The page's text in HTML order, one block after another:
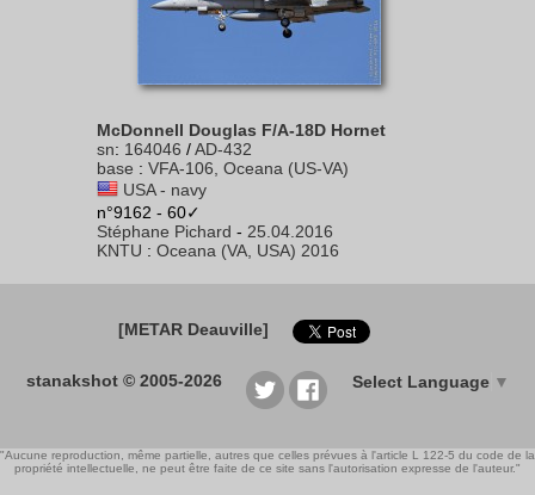
McDonnell Douglas F/A-18D Hornet
sn: 164046 /AD-432
base : VFA-106, Oceana (US-VA)
USA - navy
n°9162 - 60✓
Stéphane Pichard - 25.04.2016
KNTU : Oceana (VA, USA) 2016
[METAR Deauville]
stanakshot © 2005-2026 Select Language ▼
"Aucune reproduction, même partielle, autres que celles prévues à l'article L 122-5 du code de la
propriété intellectuelle, ne peut être faite de ce site sans l'autorisation expresse de l'auteur."